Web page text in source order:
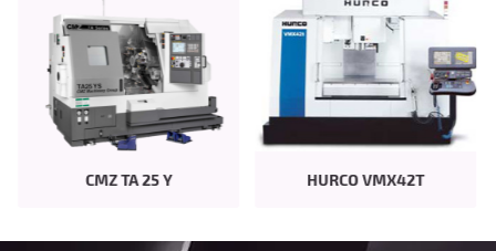
AVIS
ACTUALITÉS Restez
CMZ TA 25 Y HURCO VMX42T